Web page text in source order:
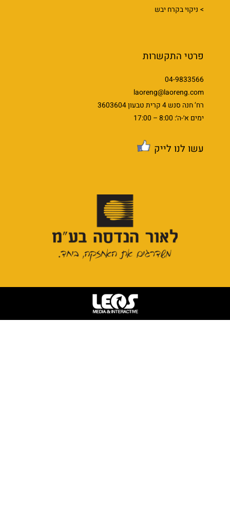
ניקוי בקרח יבש
פרטי התקשרות
04-9833566
laoreng@laoreng.com
רח’ חנה סנש 4 קרית טבעון 3603604
ימים א׳-ה׳: 8:00 – 17:00
עשו לנו לייק